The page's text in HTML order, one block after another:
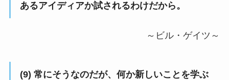
あるアイディアか試されるわけだから。
～ビル・ゲイツ～
(9) 常にそうなのだが、何か新しいことを学ぶ